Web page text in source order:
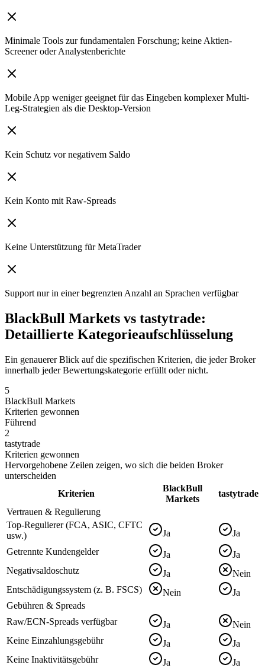
Minimale Tools zur fundamentalen Forschung; keine Aktien-
Screener oder Analystenberichte
Mobile App weniger geeignet für das Eingeben komplexer Multi-
Leg-Strategien als die Desktop-Version
Kein Schutz vor negativem Saldo
Kein Konto mit Raw-Spreads
Keine Unterstützung für MetaTrader
Support nur in einer begrenzten Anzahl an Sprachen verfügbar
BlackBull Markets vs tastytrade:
Detaillierte Kategorieaufschlüsselung
Ein genauerer Blick auf die spezifischen Kriterien, die jeder Broker
innerhalb jeder Bewertungskategorie erfüllt oder nicht.
5
BlackBull Markets
Kriterien gewonnen
Führend
2
tastytrade
Kriterien gewonnen
Hervorgehobene Zeilen zeigen, wo sich die beiden Broker
unterscheiden
Kriterien
BlackBull
Markets
tastytrade
Vertrauen & Regulierung
Top-Regulierer (FCA, ASIC, CFTC
usw.)
Ja
Ja
Getrennte Kundengelder
Ja
Ja
Negativsaldoschutz
Ja
Nein
Entschädigungssystem (z. B. FSCS)
Nein
Ja
Gebühren & Spreads
Raw/ECN-Spreads verfügbar
Ja
Nein
Keine Einzahlungsgebühr
Ja
Ja
Keine Inaktivitätsgebühr
Ja
Ja